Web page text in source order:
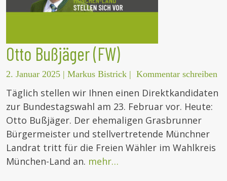
Otto Bußjäger (FW)
2. Januar 2025 | Markus Bistrick | Kommentar schreiben
Täglich stellen wir Ihnen einen Direktkandidaten
zur Bundestagswahl am 23. Februar vor. Heute:
Otto Bußjäger. Der ehemaligen Grasbrunner
Bürgermeister und stellvertretende Münchner
Landrat tritt für die Freien Wähler im Wahlkreis
München-Land an. mehr…